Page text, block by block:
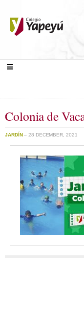
Colonia de
JARDÍN– 28 DECEMBER, 2021